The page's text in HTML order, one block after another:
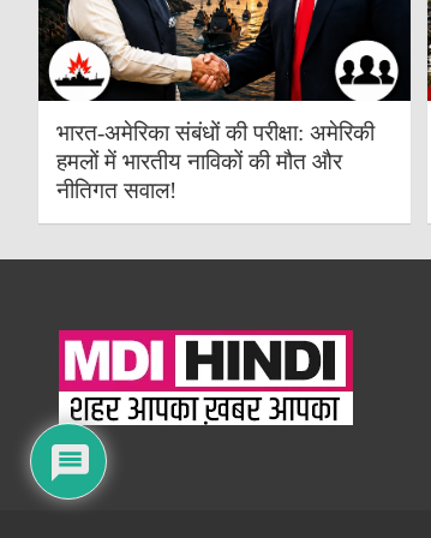
भारत-अमेरिका संबंधों की परीक्षा: अमेरिकी
हमलों में भारतीय नाविकों की मौत और
नीतिगत सवाल!